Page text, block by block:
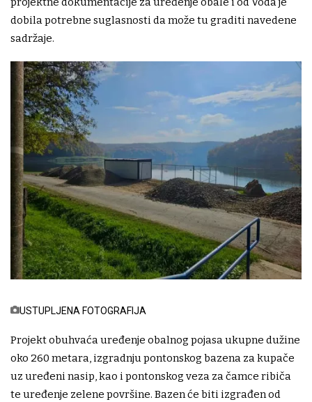
dobila potrebne suglasnosti da može tu graditi navedene
sadržaje.
USTUPLJENA FOTOGRAFIJA
Projekt obuhvaća uređenje obalnog pojasa ukupne dužine
oko 260 metara, izgradnju pontonskog bazena za kupače
uz uređeni nasip, kao i pontonskog veza za čamce ribiča
te uređenje zelene površine. Bazen će biti izgrađen od